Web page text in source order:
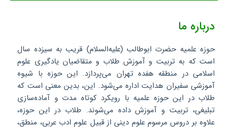
درباره ما
حوزه علمیه حضرت ابوطالب (علیه‌السلام) قریب به سیزده سال
است که به تربیت و آموزش طلاب و متقاضیان یادگیری علوم
اسلامی در منطقه هفده تهران می‌پردازد. این حوزه با شیوه
آموزشی سفیران هدایت اداره می‌شود. این، بدین معنی است که
طلاب در این حوزه علمیه با رویکرد کوتاه مدت و آماده‌سازی
تبلیغی، تربیت و آموزش داده می‌شوند. طلاب در این حوزه،
علاوه بر دروس مرسوم علوم دینی از قبیل علوم ادب عربی، منطق،